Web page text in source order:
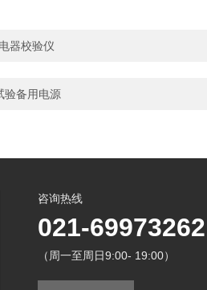
器校验仪
验备用电源
咨询热线
021-69973262
（周一至周日9:00- 19:00）